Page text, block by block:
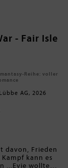
will nichts
wenn er
Weise zu ihr
- Fair Isle
Reihe: voller
AG, 2026
davon, Frieden
kann es
...Evie wollte